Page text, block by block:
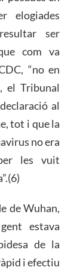
elogiades
ser
com va
“no en
el Tribunal
al
tot i que la
no era
les vuit
de Wuhan,
estava
de la
i efectiu